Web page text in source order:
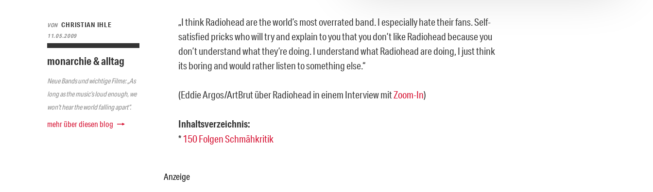
VON CHRISTIAN IHLE
11.05.2009
monarchie & alltag
Neue Bands und wichtige Filme: „As
long as the music’s loud enough, we
won’t hear the world falling apart“.
mehr über diesen blog
„I think Radiohead are the world’s most overrated band. I especially hate their fans. Self-
satisfied pricks who will try and explain to you that you don’t like Radiohead because you
don’t understand what they’re doing. I understand what Radiohead are doing, I just think
its boring and would rather listen to something else.“
(Eddie Argos/ArtBrut über Radiohead in einem Interview mitZoom-In)
Inhaltsverzeichnis:
*150 Folgen Schmähkritik
Anzeige